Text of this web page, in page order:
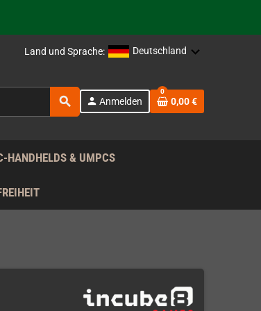
Land und Sprache: Deutschland
search person Anmelden
0
0,00 €
HANDHELDS & UMPCS